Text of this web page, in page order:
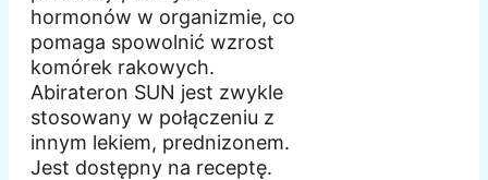
hormonów w organizmie, co
pomaga spowolnić wzrost
komórek rakowych.
Abirateron SUN jest zwykle
stosowany w połączeniu z
innym lekiem, prednizonem.
Jest dostępny na receptę.